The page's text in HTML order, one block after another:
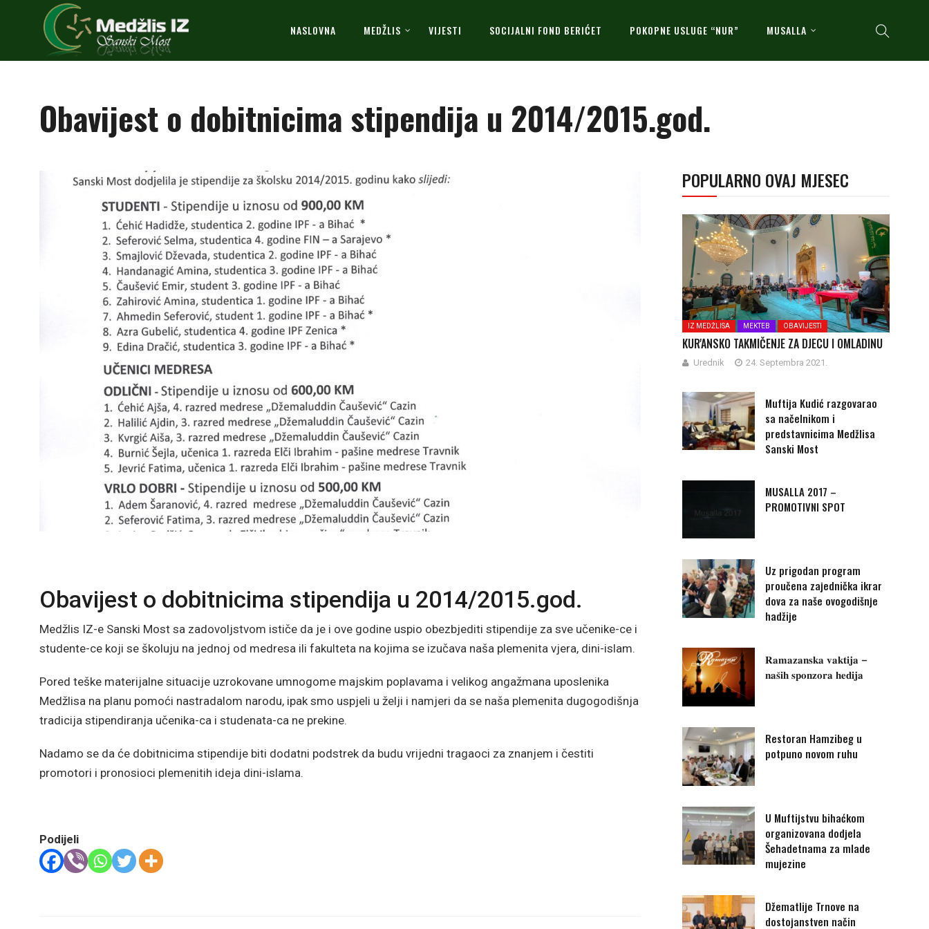
NASLOVNA MEDŽLIS VIJESTI SOCIJALNI FOND BERIĆET POKOPNE USLUGE “NUR” MUSALLA
Obavijest o dobitnicima stipendija u 2014/2015.god.
Obavijest o dobitnicima stipendija u 2014/2015.god.
Medžlis IZ-e Sanski Most sa zadovoljstvom ističe da je i ove godine uspio obezbjediti stipendije za sve učenike-ce i
studente-ce koji se školuju na jednoj od medresa ili fakulteta na kojima se izučava naša plemenita vjera, dini-islam.
Pored teške materijalne situacije uzrokovane umnogome majskim poplavama i velikog angažmana uposlenika
Medžlisa na planu pomoći nastradalom narodu, ipak smo uspjeli u želji i namjeri da se naša plemenita dugogodišnja
tradicija stipendiranja učenika-ca i studenata-ca ne prekine.
Nadamo se da će dobitnicima stipendije biti dodatni podstrek da budu vrijedni tragaoci za znanjem i čestiti
promotori i pronosioci plemenitih ideja dini-islama.
Podijeli
POPULARNO OVAJ MJESEC
IZ MEDŽLISA MEKTEB OBAVIJESTI
KUR'ANSKO TAKMIČENJE ZA DJECU I OMLADINU
Urednik 24. Septembra 2021.
Muftija Kudić razgovarao
sa načelnikom i
predstavnicima Medžlisa
Sanski Most
MUSALLA 2017 –
PROMOTIVNI SPOT
Uz prigodan program
proučena zajednička ikrar
dova za naše ovogodišnje
hadžije
𝐑𝐚𝐦𝐚𝐳𝐚𝐧𝐬𝐤𝐚 𝐯𝐚𝐤𝐭𝐢𝐣𝐚 –
𝐧𝐚𝐬̌𝐢𝐡 𝐬𝐩𝐨𝐧𝐳𝐨𝐫𝐚 𝐡𝐞𝐝𝐢𝐣𝐚
Restoran Hamzibeg u
potpuno novom ruhu
U Muftijstvu bihaćkom
organizovana dodjela
Šehadetnama za mlade
mujezine
Džematlije Trnove na
dostojanstven način